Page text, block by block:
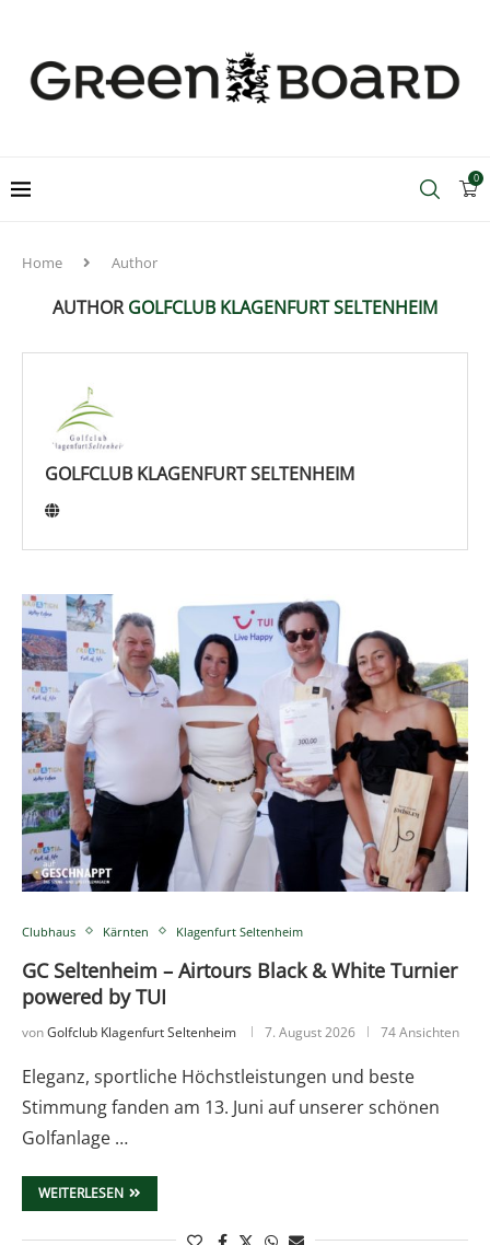
0
Home Author
AUTHORGOLFCLUB KLAGENFURT SELTENHEIM
GOLFCLUB KLAGENFURT SELTENHEIM
Clubhaus Kärnten Klagenfurt Seltenheim
GC Seltenheim – Airtours Black & White Turnier
powered by TUI
vonGolfclub Klagenfurt Seltenheim 7. August 2026 74 Ansichten
Eleganz, sportliche Höchstleistungen und beste
Stimmung fanden am 13. Juni auf unserer schönen
Golfanlage …
WEITERLESEN